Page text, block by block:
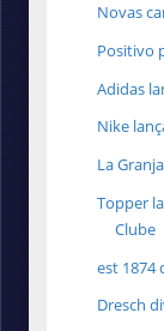
Novas
Positivo
Adidas
Nike
La
Topper
Clube
est 1874
Dresch